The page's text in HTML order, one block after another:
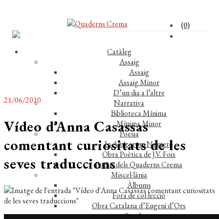
(0)
Catàleg
Assaig
Assaig
Assaig Minor
D’un dia a l’altre
Narrativa
Biblioteca Mínima
Mínima Minor
Poesia
In Amicorum Numero
Obra Poètica de J.V. Foix
Poesia dels Quaderns Crema
Miscel·lània
Àlbums
Fora de col·lecció
Obra Catalana d’Eugeni d’Ors
Quaderns
21/06/2010
Vídeo d’Anna Casassas
comentant curiositats de les
seves traduccions